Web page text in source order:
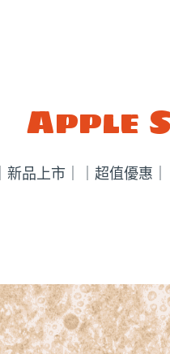
Apple
｜新品上市｜ ｜超值優惠｜